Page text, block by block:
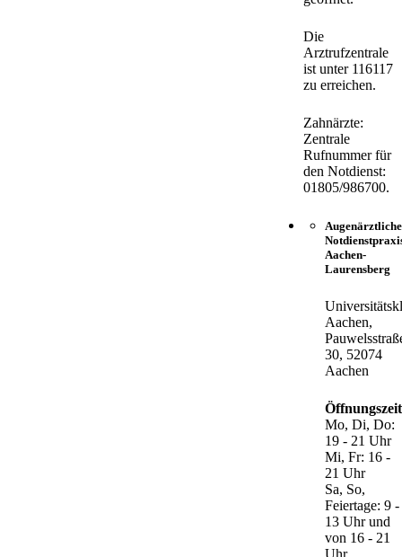
Die
Arztrufzentrale
ist unter 116117
zu erreichen.
Zahnärzte:
Zentrale
Rufnummer für
den Notdienst:
01805/986700.
Augenärztliche
Aachen-
Laurensberg
Aachen,
30, 52074
Aachen
Mo, Di, Do:
19 - 21 Uhr
Mi, Fr: 16 -
21 Uhr
Sa, So,
Feiertage: 9 -
13 Uhr und
von 16 - 21
Uhr